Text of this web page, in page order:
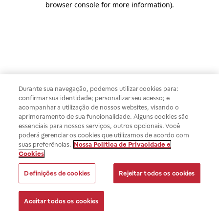
browser console for more information).
Durante sua navegação, podemos utilizar cookies para:
confirmar sua identidade; personalizar seu acesso; e
acompanhar a utilização de nossos websites, visando o
aprimoramento de sua funcionalidade. Alguns cookies são
essenciais para nossos serviços, outros opcionais. Você
poderá gerenciar os cookies que utilizamos de acordo com
suas preferências. Nossa Política de Privacidade e
Cookies
Definições de cookies Rejeitar todos os cookies
Aceitar todos os cookies